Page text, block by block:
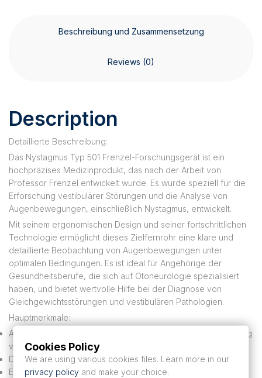
Beschreibung und Zusammensetzung
Reviews (0)
Description
Detaillierte Beschreibung:
Das Nystagmus Typ 501 Frenzel-Forschungsgerät ist ein
hochpräzises Medizinprodukt, das nach der Arbeit von
Professor Frenzel entwickelt wurde. Es wurde speziell für die
Erforschung vestibulärer Störungen und die Analyse von
Augenbewegungen, einschließlich Nystagmus, entwickelt.
Mit seinem ergonomischen Design und seiner fortschrittlichen
Technologie ermöglicht dieses Zielfernrohr eine klare und
detaillierte Beobachtung von Augenbewegungen unter
optimalen Bedingungen. Es ist ideal für Angehörige der
Gesundheitsberufe, die sich auf Otoneurologie spezialisiert
haben, und bietet wertvolle Hilfe bei der Diagnose von
Gleichgewichtsstörungen und vestibulären Pathologien.
Hauptmerkmale:
Anwendung: Analyse von Augenbewegungen und Erforschung
vestibulärer Störungen.
Design: Entwickelt nach der Arbeit von Professor Frenzel.
Ergonomie: Komfortables Design, geeignet für längeren
Cookies Policy
We are using various cookies files. Learn more in our
privacy policy and make your choice.